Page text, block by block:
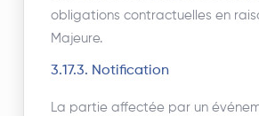
obligations contractuelles en
Majeure.
3.17.3. Notification
La partie affectée par un